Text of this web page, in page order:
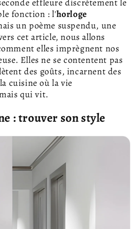
effleure discrètement le
fonction : l'horloge
un poème suspendu, une
cet article, nous allons
elles imprègnent nos
Elles ne se contentent pas
des goûts, incarnent des
cuisine où la vie
qui vit.
: trouver son style